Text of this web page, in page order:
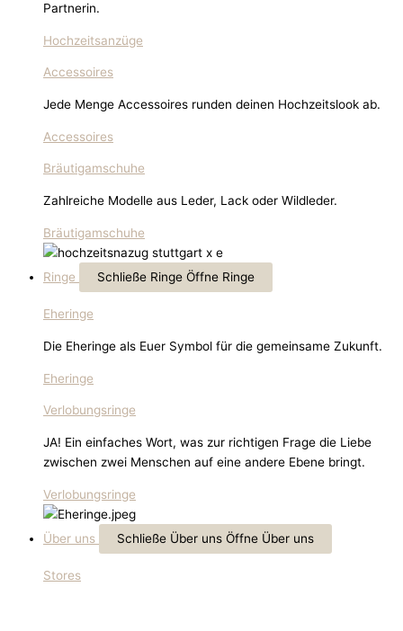
Partnerin.
Hochzeitsanzüge
Accessoires
Jede Menge Accessoires runden deinen Hochzeitslook ab.
Accessoires
Bräutigamschuhe
Zahlreiche Modelle aus Leder, Lack oder Wildleder.
Bräutigamschuhe
Ringe Schließe Ringe Öffne Ringe
Eheringe
Die Eheringe als Euer Symbol für die gemeinsame Zukunft.
Eheringe
Verlobungsringe
JA! Ein einfaches Wort, was zur richtigen Frage die Liebe
zwischen zwei Menschen auf eine andere Ebene bringt.
Verlobungsringe
Über uns Schließe Über uns Öffne Über uns
Stores